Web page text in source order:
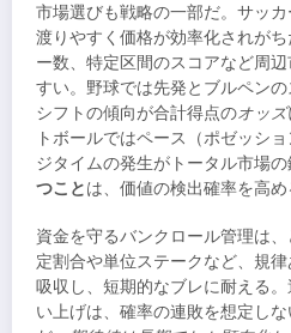
市場選びも戦略の一部だ。サッ
渡りやすく価格が効率化されが
ー数、特定区間のスコアなど周
すい。野球では先発とブルペン
シフトの傾向が合計得点のオッズ
トボールではペース（ポゼッシ
ジタイムの発生がトータル市場の
つことは、価値の検出確率を高め
資金を守るバンクロール管理は
定割合や単位ステークなど、規
吸収し、短期的なブレに耐える
い上げは、確率の連敗を想定し